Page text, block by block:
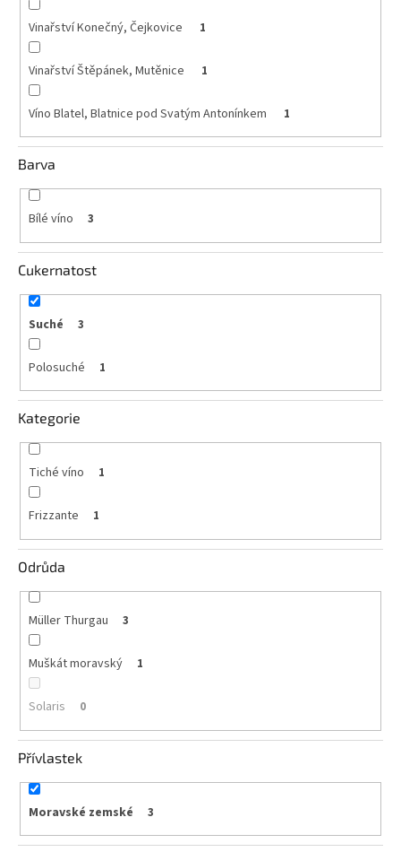
Akční
nabídka
Poslední
láhve
skladem
Cuvée
vína
Klarety
Vína
podle
jakosti
Víno
obsahu
cukru
Dárkové
balení
vína
Delikatesy
vínu
Vývrtky
-
objem
Ostatní
vína
Značky
Přihlášení
Vinařství Konečný, Čejkovice 1
Vinařství Štěpánek, Mutěnice 1
Víno Blatel, Blatnice pod Svatým Antonínkem 1
Barva
Bílé víno 3
Cukernatost
Suché 3
Polosuché 1
Kategorie
Tiché víno 1
Frizzante 1
Odrůda
Müller Thurgau 3
Muškát moravský 1
Solaris 0
Přívlastek
Moravské zemské 3